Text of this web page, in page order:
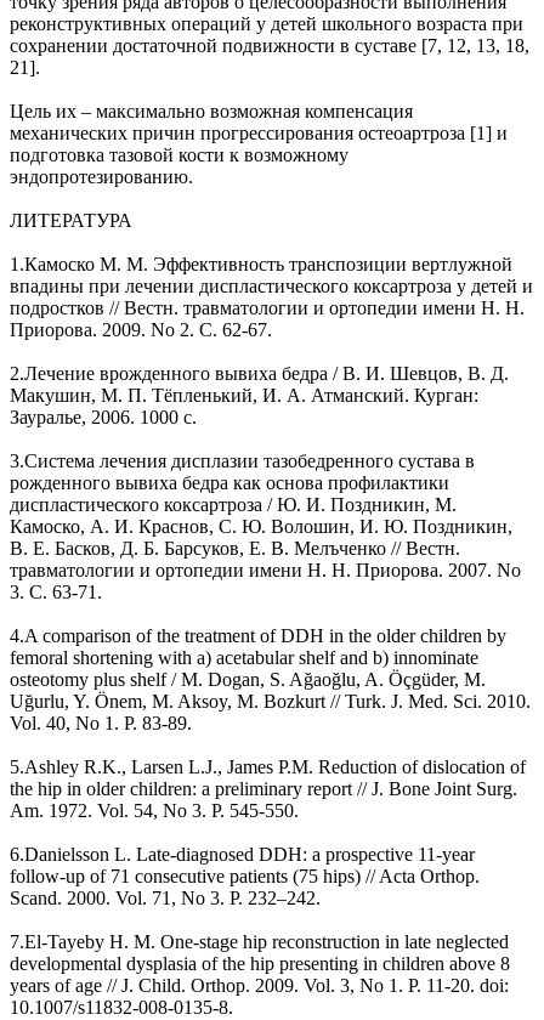
реконструктивных операций у детей школьного возраста при
сохранении достаточной подвижности в суставе [7, 12, 13, 18,
21].
Цель их – максимально возможная компенсация
механических причин прогрессирования остеоартроза [1] и
подготовка тазовой кости к возможному
эндопротезированию.
ЛИТЕРАТУРА
1.Камоско М. М. Эффективность транспозиции вертлужной
впадины при лечении диспластического коксартроза у детей и
подростков // Вестн. травматологии и ортопедии имени Н. Н.
Приорова. 2009. No 2. С. 62-67.
2.Лечение врожденного вывиха бедра / В. И. Шевцов, В. Д.
Макушин, М. П. Тёпленький, И. А. Атманский. Курган:
Зауралье, 2006. 1000 с.
3.Система лечения дисплазии тазобедренного сустава в
рожденного вывиха бедра как основа профилактики
диспластического коксартроза / Ю. И. Поздникин, M.
Камоско, А. И. Краснов, С. Ю. Волошин, И. Ю. Поздникин,
В. Е. Басков, Д. Б. Барсуков, Е. В. Мелъченко // Вестн.
травматологии и ортопедии имени Н. Н. Приорова. 2007. No
3. С. 63-71.
4.A comparison of the treatment of DDH in the older children by
femoral shortening with a) acetabular shelf and b) innominate
osteotomy plus shelf / M. Dogan, S. Ağaoğlu, A. Öçgüder, M.
Uğurlu, Y. Önem, M. Aksoy, M. Bozkurt // Turk. J. Med. Sci. 2010.
Vol. 40, No 1. P. 83-89.
5.Ashley R.K., Larsen L.J., James P.M. Reduction of dislocation of
the hip in older children: a preliminary report // J. Bone Joint Surg.
Am. 1972. Vol. 54, No 3. P. 545-550.
6.Danielsson L. Late-diagnosed DDH: a prospective 11-year
follow-up of 71 consecutive patients (75 hips) // Acta Orthop.
Scand. 2000. Vol. 71, No 3. P. 232–242.
7.El-Tayeby H. M. One-stage hip reconstruction in late neglected
developmental dysplasia of the hip presenting in children above 8
years of age // J. Child. Orthop. 2009. Vol. 3, No 1. P. 11-20. doi:
10.1007/s11832-008-0135-8.